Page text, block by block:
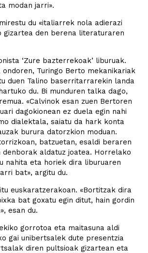
modan jarri».
du «italiarrek nola adierazi
gizartea den berena literaturaren
‘Zure bazterrekoak’ liburuak.
Turingo Berto mekanikariak
duen Talino baserritarrarekin landa
du. Bi munduren talka dago,
«Calvinok esan zuen Bertoren
dagokionean ez duela egin nahi
dialektala, saiatu da hark konta
burura datorzkion moduan.
batzuetan, esaldi beraren
denborak aldatuz joatea. Horrelako
nahita eta horiek dira liburuaren
bat», argitu du.
euskaratzerakoan. «Bortitzak dira
bat goxatu egin ditut, hain gordin
esan du.
gorrotoa eta maitasuna aldi
gai unibertsalek dute presentzia
diren pultsioak gizartean eta